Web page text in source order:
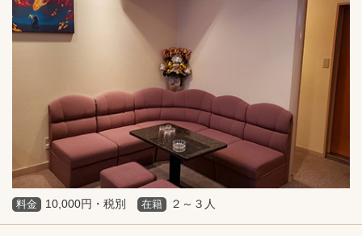
料金 10,000円・税別 在籍 ２～３人